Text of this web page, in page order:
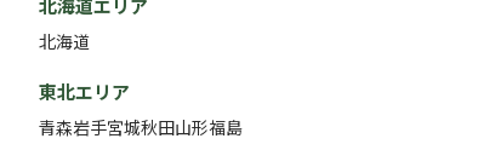
北海道エリア
北海道
東北エリア
青森岩手宮城秋田山形福島